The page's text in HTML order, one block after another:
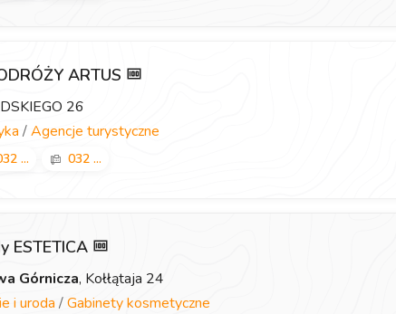
ARTUS
26
/Agencje turystyczne
... 032 ...
ESTETICA
Górnicza, Kołłątaja 24
i uroda /Gabinety kosmetyczne